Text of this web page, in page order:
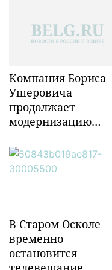
Компания Бориса
Ушеровича
продолжает
модернизацию
инфраструктуры в
Забайкалье
В Старом Осколе
временно
остановится